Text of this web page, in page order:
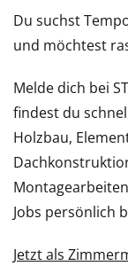
Du suchst
und möchtest
Melde dich bei
findest du
Holzbau,
Jobs persönlich
Jetzt als